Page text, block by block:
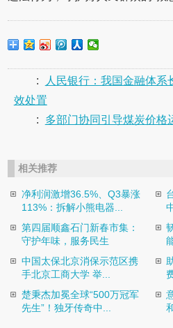
:
人民银行：我国金融体
效处置
:
多部门协同引导煤炭价格
相关推荐
净利润激增36.5%、Q3暴涨
113%：拆解小熊电器...
第四届顺鑫石门新春市集：
守护年味，服务民生
中国太保北京消保示范区携
手北京工商大学 举...
楚秉杰加冕全球“500万冠军
先生”！独牙传奇中...